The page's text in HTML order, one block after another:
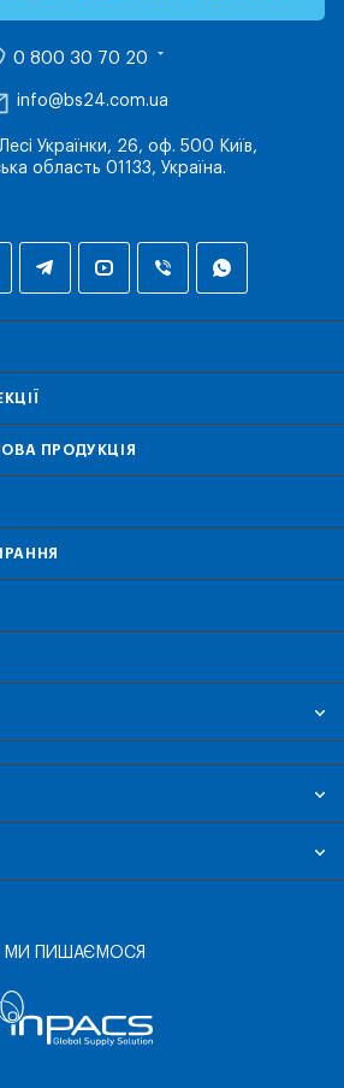
0 800 30 70 20
info@bs24.com.ua
Українки, 26, оф. 500 Київ,
область 01133, Україна.
ПРОДУКЦІЯ
МИ ПИШАЄМОСЯ